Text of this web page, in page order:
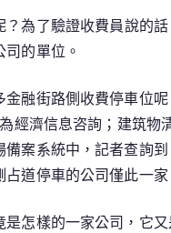
網
度
OSDER
奧
斯
汽
為了驗證收費員說的
的單位。
融街路側收費停車位
經濟信息咨詢；建筑物
案系統中，記者查詢
占道停車的公司僅此一家
怎樣的一家公司，它